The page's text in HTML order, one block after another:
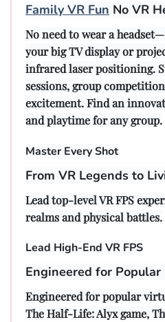
Family VR Fun No VR
No need to wear a
your big TV display or
infrared laser positioning.
sessions, group
excitement. Find an
and playtime for any group.
Master Every Shot
From VR Legends to
Lead top-level VR FPS
realms and physical battles.
Lead High-End VR FPS
Engineered for Popular
Engineered for popular
The Half-Life: Alyx game,